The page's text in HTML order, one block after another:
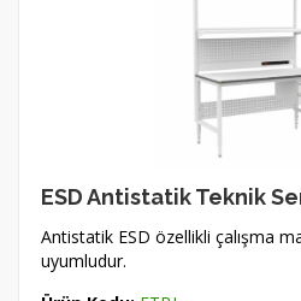
ESD Antistatik Teknik
Antistatik ESD özellikli çalışma
uyumludur.